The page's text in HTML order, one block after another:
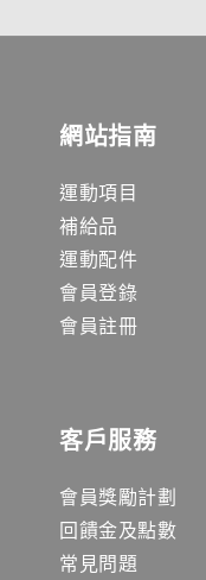
網站指南
運動項目
補給品
運動配件
會員登錄
會員註冊
客戶服務
會員獎勵計劃
回饋金及點數
常見問題